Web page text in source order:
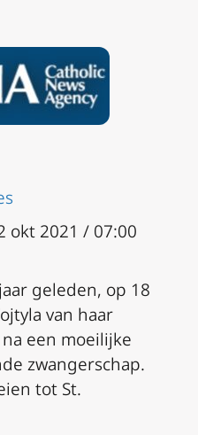
okt 2021 / 07:00
geleden, op 18
van haar
een moeilijke
zwangerschap.
tot St.